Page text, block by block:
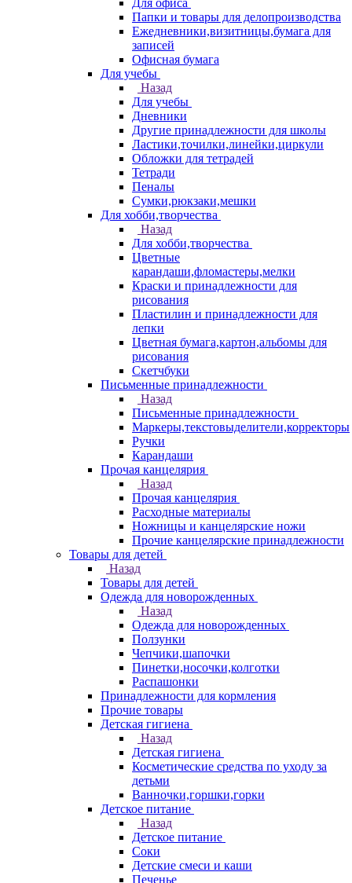
Для офиса
Папки и товары для делопроизводства
Ежедневники,визитницы,бумага для
записей
Офисная бумага
Для учебы
Назад
Для учебы
Дневники
Другие принадлежности для школы
Ластики,точилки,линейки,циркули
Обложки для тетрадей
Тетради
Пеналы
Сумки,рюкзаки,мешки
Для хобби,творчества
Назад
Для хобби,творчества
Цветные
карандаши,фломастеры,мелки
Краски и принадлежности для
рисования
Пластилин и принадлежности для
лепки
Цветная бумага,картон,альбомы для
рисования
Скетчбуки
Письменные принадлежности
Назад
Письменные принадлежности
Маркеры,текстовыделители,корректоры
Ручки
Карандаши
Прочая канцелярия
Назад
Прочая канцелярия
Расходные материалы
Ножницы и канцелярские ножи
Прочие канцелярские принадлежности
Товары для детей
Назад
Товары для детей
Одежда для новорожденных
Назад
Одежда для новорожденных
Ползунки
Чепчики,шапочки
Пинетки,носочки,колготки
Распашонки
Принадлежности для кормления
Прочие товары
Детская гигиена
Назад
Детская гигиена
Косметические средства по уходу за
детьми
Ванночки,горшки,горки
Детское питание
Назад
Детское питание
Соки
Детские смеси и каши
Печенье